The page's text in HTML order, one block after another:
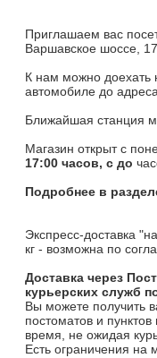
Приглашаем вас
Варшавское шоссе,
К нам можно доехать
автомобиле до
Ближайшая станция
Магазин открыт c
17:00 часов, с до
Подробнее в
Экспресс-доставка
кг - возможна по
Доставка через
курьерских служб
Вы можете получить
постоматов и
время, не ожидая
Есть ограничения на